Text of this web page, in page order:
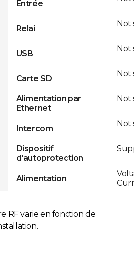
Entrée
Relai
USB
Carte SD
Alimentation par
Ethernet
Intercom
Dispositif
d'autoprotection
Alimentation
Not
Not
Not
Not
Not
RF varie en fonction de